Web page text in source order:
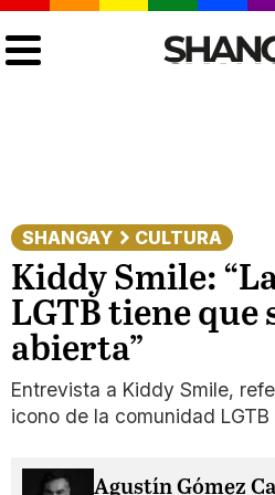
SHANGAY CULTURA
Kiddy Smile:
LGTB tiene que
abierta”
Entrevista a Kiddy Smile,
icono de la comunidad LGTB
Agustín Gómez